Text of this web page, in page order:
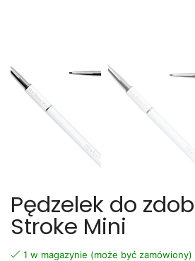
Pędzelek do
Stroke Mini
1 w magazynie (może być zamówiony)